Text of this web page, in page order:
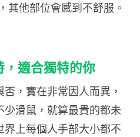
其他部位會感到不舒服。
適合獨特的你
，實在非常因人而異，
滑鼠，就算最貴的都未
上每個人手部大小都不